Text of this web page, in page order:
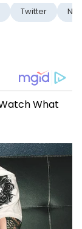
Twitter